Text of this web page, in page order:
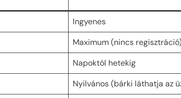
Ingyenes
Maximum (nincs
Napoktól hetekig
Nyilvános (bárki láthatja az